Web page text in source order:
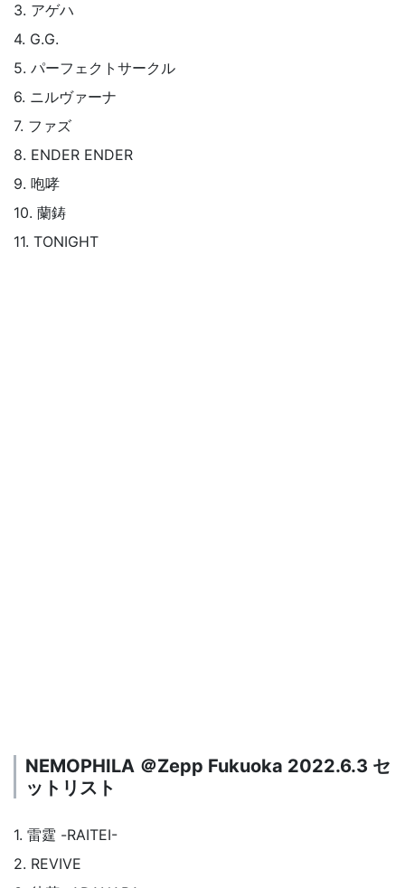
3. アゲハ
4. G.G.
5. パーフェクトサークル
6. ニルヴァーナ
7. ファズ
8. ENDER ENDER
9. 咆哮
10. 蘭鋳
11. TONIGHT
NEMOPHILA ＠Zepp Fukuoka 2022.6.3 セ
ットリスト
1. 雷霆 -RAITEI-
2. REVIVE